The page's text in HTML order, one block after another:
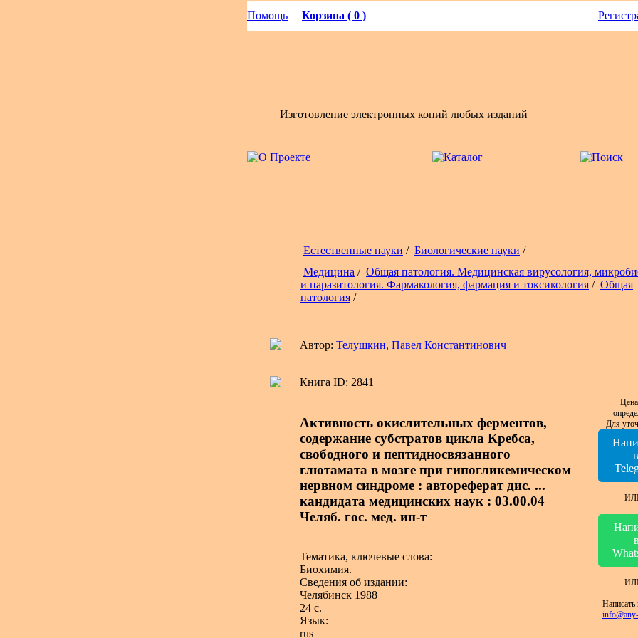
Помощь Корзина ( 0 )
Изготовление электронных копий любых изданий
Естественные науки / Биологические науки /
Медицина / Общая патология. Медицинская вирусология,
и паразитология. Фармакология, фармация и токсикология / Общая
патология /
Автор: Телушкин, Павел Константинович
Книга ID: 2841
Активность окислительных ферментов,
содержание субстратов цикла Кребса,
свободного и пептидносвязанного
глютамата в мозге при гипогликемическом
нервном синдроме : автореферат дис. ...
кандидата медицинских наук : 03.00.04
Челяб. гос. мед. ин-т
Тематика, ключевые слова:
Биохимия.
Сведения об издании:
Челябинск 1988
24 с.
Язык:
rus
Для
в
в
Написать